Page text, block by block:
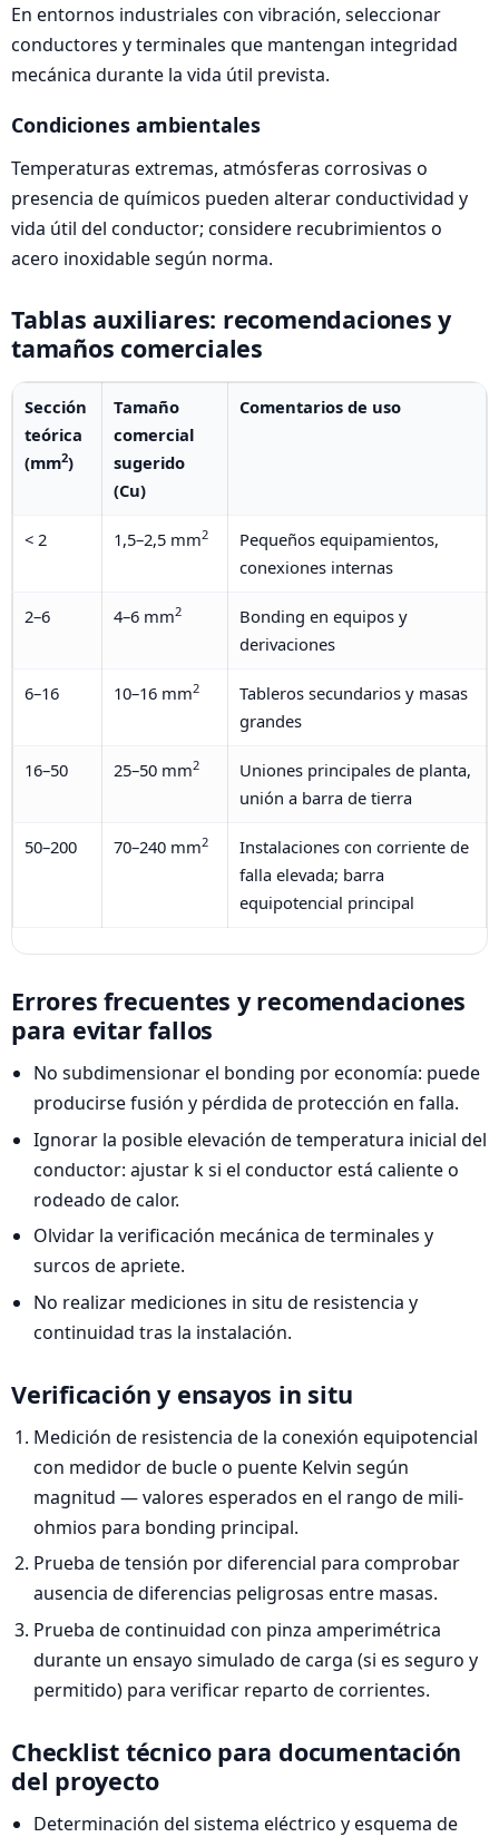
En entornos industriales con vibración, seleccionar
conductores y terminales que mantengan integridad
mecánica durante la vida útil prevista.
Condiciones ambientales
Temperaturas extremas, atmósferas corrosivas o
presencia de químicos pueden alterar conductividad y
vida útil del conductor; considere recubrimientos o
acero inoxidable según norma.
Tablas auxiliares: recomendaciones y
tamaños comerciales
Sección
teórica
(mm2)
Tamaño
comercial
sugerido
(Cu)
Comentarios de uso
< 2 1,5–2,5 mm2
Pequeños equipamientos,
conexiones internas
2–6 4–6 mm2
Bonding en equipos y
derivaciones
6–16 10–16 mm2
Tableros secundarios y masas
grandes
16–50 25–50 mm2
Uniones principales de planta,
unión a barra de tierra
50–200 70–240 mm2
Instalaciones con corriente de
falla elevada; barra
equipotencial principal
Errores frecuentes y recomendaciones
para evitar fallos
No subdimensionar el bonding por economía: puede
producirse fusión y pérdida de protección en falla.
Ignorar la posible elevación de temperatura inicial del
conductor: ajustar k si el conductor está caliente o
rodeado de calor.
Olvidar la verificación mecánica de terminales y
surcos de apriete.
No realizar mediciones in situ de resistencia y
continuidad tras la instalación.
Verificación y ensayos in situ
Medición de resistencia de la conexión equipotencial
con medidor de bucle o puente Kelvin según
magnitud — valores esperados en el rango de mili-
ohmios para bonding principal.
Prueba de tensión por diferencial para comprobar
ausencia de diferencias peligrosas entre masas.
Prueba de continuidad con pinza amperimétrica
durante un ensayo simulado de carga (si es seguro y
permitido) para verificar reparto de corrientes.
Checklist técnico para documentación
del proyecto
Determinación del sistema eléctrico y esquema de